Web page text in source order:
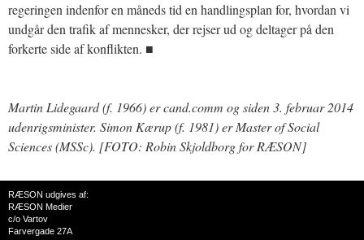
regeringen indenfor en måneds tid en handlingsplan for, hvordan vi
undgår den trafik af mennesker, der rejser ud og deltager på den
forkerte side af konflikten. ■
Martin Lidegaard (f. 1966) er cand.comm og siden 3. februar 2014
udenrigsminister. Simon Kærup (f. 1981) er Master of Social
Sciences (MSSc). [FOTO: Robin Skjoldborg for RÆSON]
RÆSON udgives af:
RÆSON Medier
c/o Vartov
Farvergade 27A